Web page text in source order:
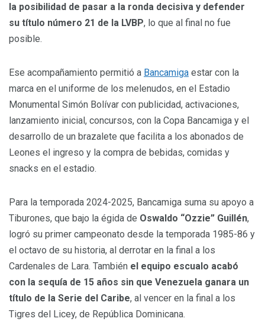
la posibilidad de pasar a la ronda decisiva y defender
su título número 21 de la LVBP, lo que al final no fue
posible.
Ese acompañamiento permitió a Bancamiga estar con la
marca en el uniforme de los melenudos, en el Estadio
Monumental Simón Bolívar con publicidad, activaciones,
lanzamiento inicial, concursos, con la Copa Bancamiga y el
desarrollo de un brazalete que facilita a los abonados de
Leones el ingreso y la compra de bebidas, comidas y
snacks en el estadio.
Para la temporada 2024-2025, Bancamiga suma su apoyo a
Tiburones, que bajo la égida de Oswaldo “Ozzie” Guillén,
logró su primer campeonato desde la temporada 1985-86 y
el octavo de su historia, al derrotar en la final a los
Cardenales de Lara. También el equipo escualo acabó
con la sequía de 15 años sin que Venezuela ganara un
título de la Serie del Caribe, al vencer en la final a los
Tigres del Licey, de República Dominicana.